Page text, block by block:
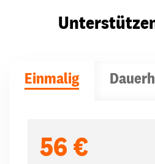
Einmalig
56 €